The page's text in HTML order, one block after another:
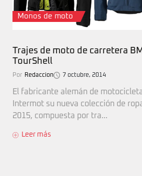
Monos de moto
Trajes de moto de carretera
TourShell
Por Redaccion 7 octubre, 2014
El fabricante alemán de
Intermot su nueva colección de
2015, compuesta por tra...
Leer más